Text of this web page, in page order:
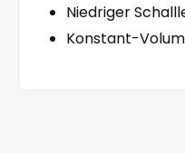
Niedriger
Konstant-